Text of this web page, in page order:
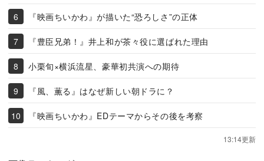
『映画ちいかわ』が描いた“恐ろしさ”の正体
『豊臣兄弟！』井上和が茶々役に選ばれた理由
小栗旬×横浜流星、豪華初共演への期待
『風、薫る』はなぜ新しい朝ドラに？
『映画ちいかわ』EDテーマからその後を考察
13:14更新